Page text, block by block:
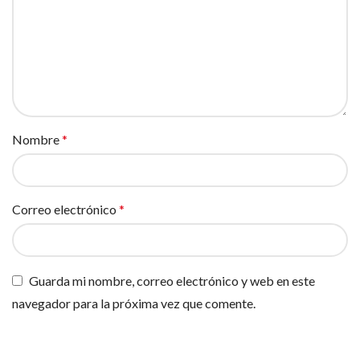
Nombre*
Correo electrónico *
Guarda mi nombre, correo electrónico y web en este
navegador para la próxima vez que comente.